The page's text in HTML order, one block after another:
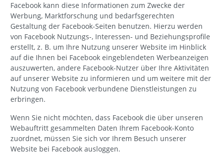
Facebook kann diese Informationen zum Zwecke der
Werbung, Marktforschung und bedarfsgerechten
Gestaltung der Facebook-Seiten benutzen. Hierzu werden
von Facebook Nutzungs-, Interessen- und Beziehungsprofile
erstellt, z. B. um Ihre Nutzung unserer Website im Hinblick
auf die Ihnen bei Facebook eingeblendeten Werbeanzeigen
auszuwerten, andere Facebook-Nutzer über Ihre Aktivitäten
auf unserer Website zu informieren und um weitere mit der
Nutzung von Facebook verbundene Dienstleistungen zu
erbringen.
Wenn Sie nicht möchten, dass Facebook die über unseren
Webauftritt gesammelten Daten Ihrem Facebook-Konto
zuordnet, müssen Sie sich vor Ihrem Besuch unserer
Website bei Facebook ausloggen.